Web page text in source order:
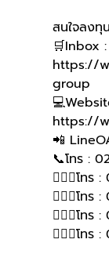
สนใจลง
🛒Inbox :
https://
group
https://
📲
📞โทร :
🙋🏻‍♀️โท
🙋🏻‍♀โท
🙋🏻‍♀โท
🙋🏻‍♀️โท